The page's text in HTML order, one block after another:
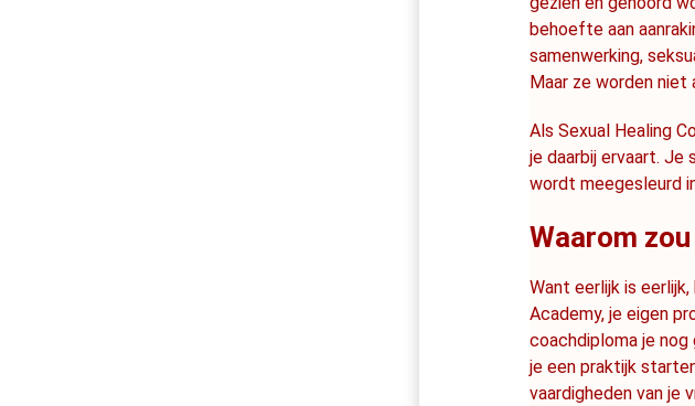
behoefte aan
samenwerking,
Maar ze worden
Als Sexual Healing
je daarbij ervaart.
wordt meegesleurd
Waarom
Want eerlijk is
Academy, je eigen
coachdiploma je nog
je een praktijk
vaardigheden van je